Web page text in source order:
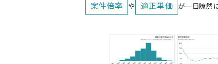
案件倍率 や 適正単価 が一目瞭然